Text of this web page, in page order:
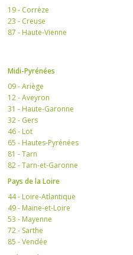
19 - Corrèze
23 - Creuse
87 - Haute-Vienne
Midi-Pyrénées
09 - Ariège
12 - Aveyron
31 - Haute-Garonne
32 - Gers
46 - Lot
65 - Hautes-Pyrénées
81 - Tarn
82 - Tarn-et-Garonne
Pays de la Loire
44 - Loire-Atlantique
49 - Maine-et-Loire
53 - Mayenne
72 - Sarthe
85 - Vendée